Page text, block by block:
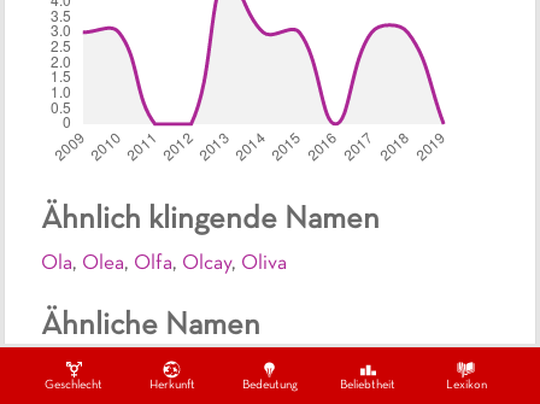
Geschlecht Herkunft Bedeutung Beliebtheit Lexikon
Ähnlich klingende Namen
Ola, Olea, Olfa, Olcay, Oliva
Ähnliche Namen
rus Seltene, russische Mädchennamen